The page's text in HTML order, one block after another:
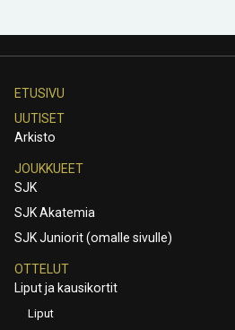
ETUSIVU
UUTISET
Arkisto
JOUKKUEET
SJK
SJK Akatemia
SJK Juniorit (omalle sivulle)
OTTELUT
Liput ja kausikortit
Liput